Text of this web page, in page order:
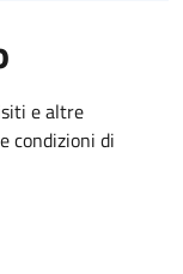
e altre
condizioni di